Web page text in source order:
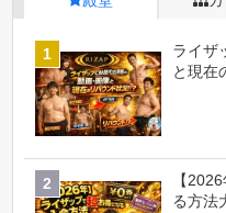
ライザ
と現在
【
る方法